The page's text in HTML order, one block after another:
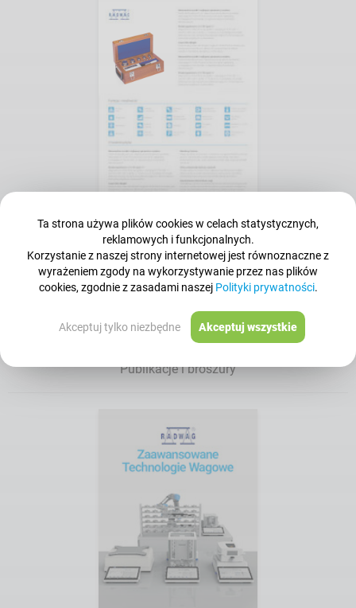
Karta produktu
Chcę
zobaczyć
Publikacje i broszury
Ta strona używa plików cookies w celach statystycznych,
reklamowych i funkcjonalnych.
Korzystanie z naszej strony internetowej jest równoznaczne z
wyrażeniem zgody na wykorzystywanie przez nas plików
cookies, zgodnie z zasadami naszej Polityki prywatności.
Akceptuj tylko niezbędne Akceptuj wszystkie